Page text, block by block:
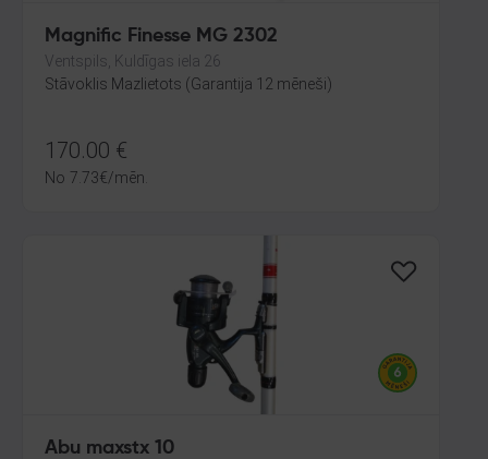
Magnific Finesse MG 2302
Ventspils, Kuldīgas iela 26
Stāvoklis Mazlietots (Garantija 12 mēneši)
170.00 €
No 7.73€/mēn.
Abu maxstx 10